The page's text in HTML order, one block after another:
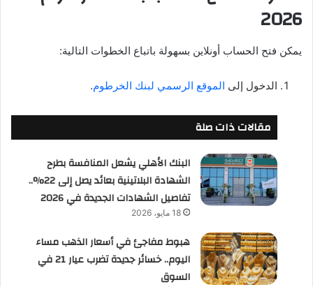
2026
يمكن فتح الحساب أونلاين بسهولة باتباع الخطوات التالية:
الدخول إلى الموقع الرسمي لبنك الخرطوم.
مقالات ذات صلة
البنك الأهلي يشعل المنافسة بطرح
الشهادة البلاتينية بعائد يصل إلى 22%..
تفاصيل الشهادات الجديدة في 2026
18 مايو، 2026
هبوط مفاجئ في أسعار الذهب مساء
اليوم.. خسائر جديدة تضرب عيار 21 في
السوق